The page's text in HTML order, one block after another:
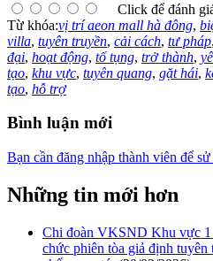
Click để đánh
Từ khóa:vị trí aeon mall hà đông,
villa, tuyên truyền, cải cách, tư pháp,
đại, hoạt động, tố tụng, trở thành,
tạo, khu vực, tuyên quang, gặt hái,
tạo, hỗ trợ
Bình luận mới
Bạn cần đăng nhập thành viên để
Những tin mới hơn
Chi đoàn VKSND Khu vực 1
chức phiên tòa giả định tuyên